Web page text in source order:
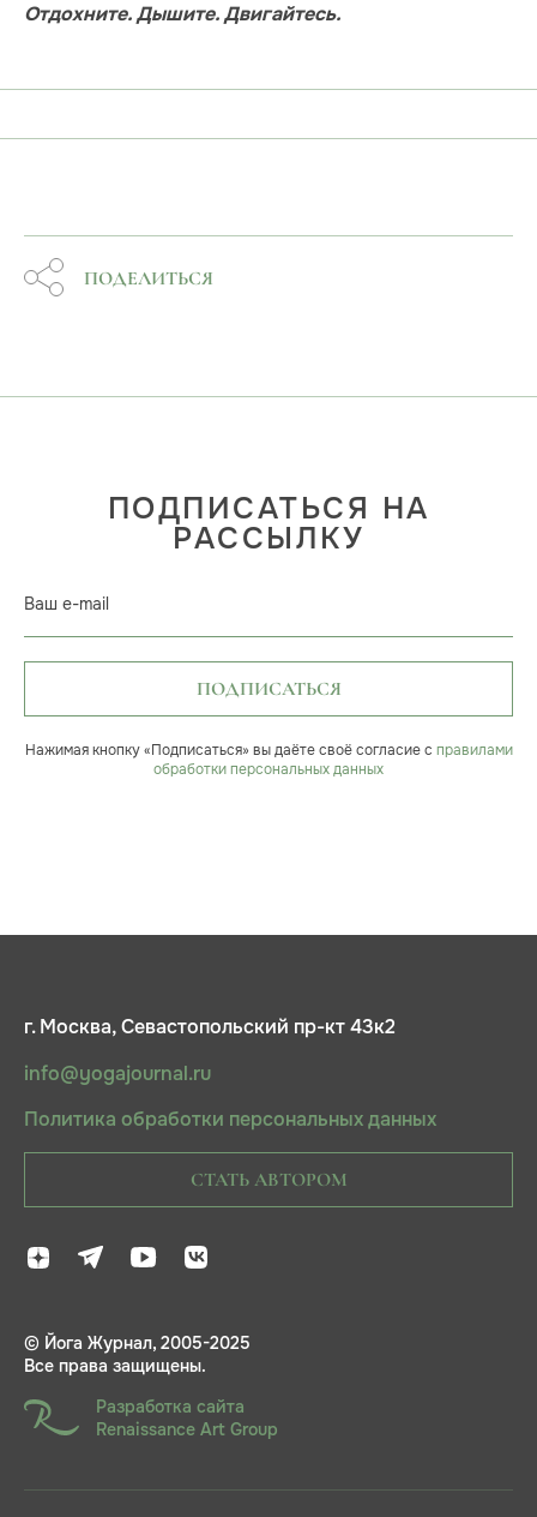
Отдохните. Дышите. Двигайтесь.
ПОДЕЛИТЬСЯ
ПОДПИСАТЬСЯ НА
РАССЫЛКУ
Ваш e-mail
ПОДПИСАТЬСЯ
Нажимая кнопку «Подписаться» вы даёте своё согласие с правилами
обработки персональных данных
г. Москва, Севастопольский пр-кт 43к2
info@yogajournal.ru
Политика обработки персональных данных
СТАТЬ АВТОРОМ
© Йога Журнал, 2005-2025
Все права защищены.
Разработка сайта
Renaissance Art Group